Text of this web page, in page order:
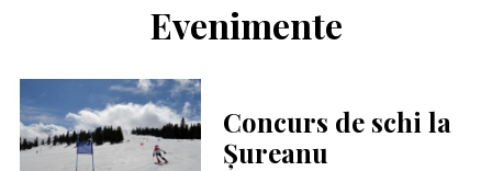
Evenimente
Concurs de schi la
Șureanu